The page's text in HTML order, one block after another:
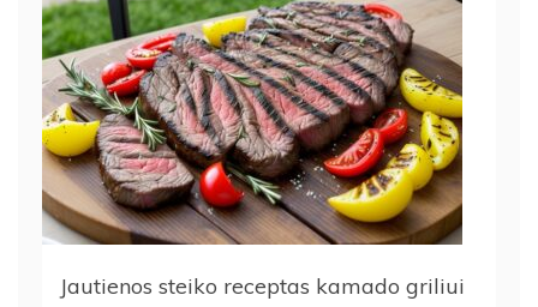
Jautienos steiko receptas kamado griliui